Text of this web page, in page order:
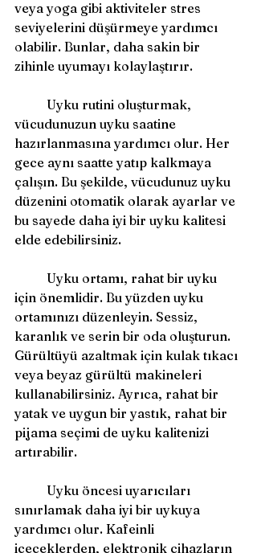
veya yoga gibi aktiviteler stres
seviyelerini düşürmeye yardımcı
olabilir. Bunlar, daha sakin bir
zihinle uyumayı kolaylaştırır.
vücudunuzun uyku saatine
hazırlanmasına yardımcı olur. Her
gece aynı saatte yatıp kalkmaya
çalışın. Bu şekilde, vücudunuz uyku
düzenini otomatik olarak ayarlar ve
bu sayede daha iyi bir uyku kalitesi
elde edebilirsiniz.
için önemlidir. Bu yüzden uyku
ortamınızı düzenleyin. Sessiz,
karanlık ve serin bir oda oluşturun.
Gürültüyü azaltmak için kulak tıkacı
veya beyaz gürültü makineleri
kullanabilirsiniz. Ayrıca, rahat bir
yatak ve uygun bir yastık, rahat bir
pijama seçimi de uyku kalitenizi
artırabilir.
sınırlamak daha iyi bir uykuya
yardımcı olur. Kafeinli
içeceklerden, elektronik cihazların